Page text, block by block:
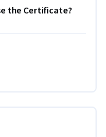
the Certificate?